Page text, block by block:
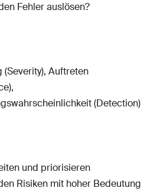
Fehler auslösen?
(Severity), Auftreten
(Detection)
und priorisieren
Risiken mit hoher Bedeutung